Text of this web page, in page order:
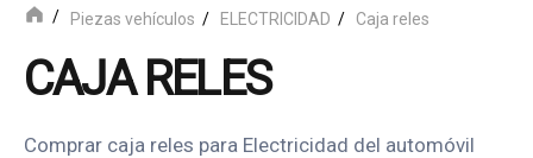
Piezas vehículos ELECTRICIDAD Caja reles
CAJA RELES
Comprar caja reles para Electricidad del automóvil